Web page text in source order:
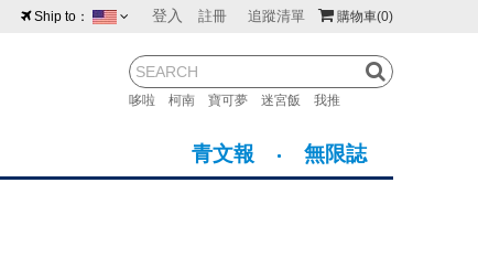
購物車(0)
登入 註冊 追蹤清單
哆啦 柯南 寶可夢 迷宮飯 我推
Ship to：
紐西蘭 馬來西亞
青文報 無限誌